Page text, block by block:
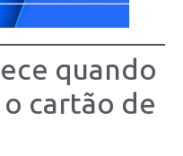
quando
cartão de